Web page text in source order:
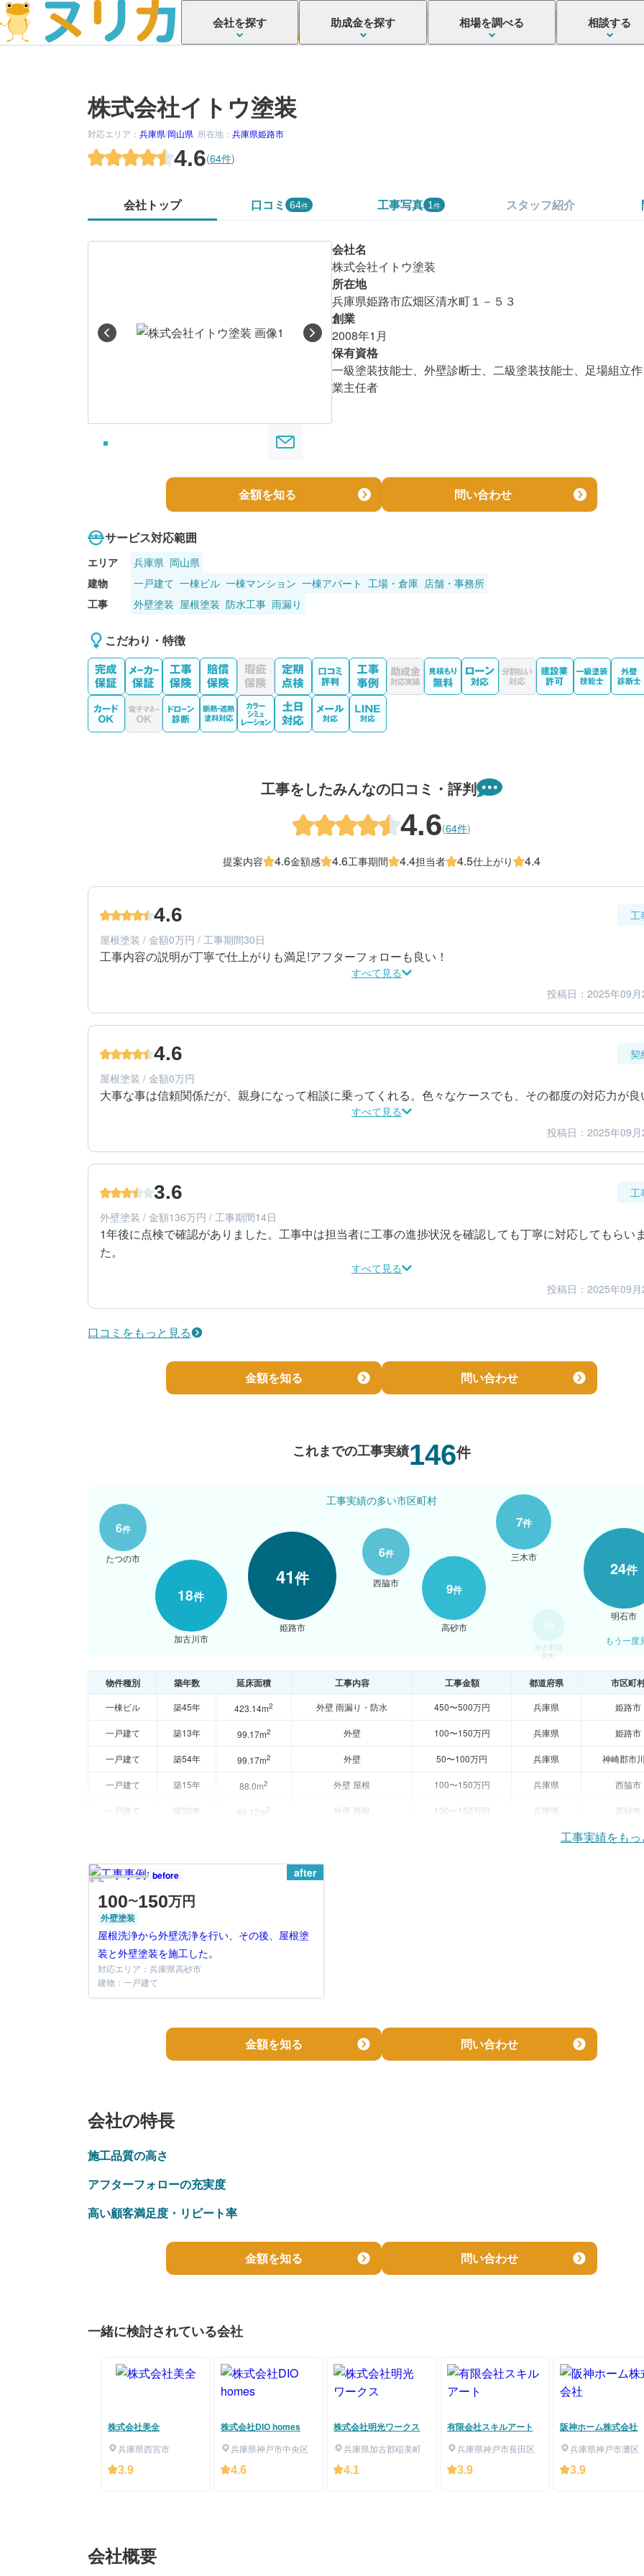
会社を探す 助成金を探す 相場を調べる 相談する
株式会社イトウ塗装
対応エリア： 兵庫県/岡山県 所在地： 兵庫県姫路市
4.6(64件)
会社トップ 口コミ 64件 工事写真 1 件 スタッフ紹介
会社名
株式会社イトウ塗装
所在地
兵庫県姫路市広畑区清水町１－５３
創業
2008年1月
保有資格
一級塗装技能士、外壁診断士、二級塗装技能士、足場組立作
業主任者
金額を知る 問い合わせ
サービス対応範囲
エリア 兵庫県 岡山県
建物
一戸建て 一棟ビル 一棟マンション 一棟アパート 工場・倉庫 店舗・事務所
工事
外壁塗装 屋根塗装 防水工事 雨漏り
こだわり・特徴
工事をしたみんなの口コミ・評判
4.6(64件)
提案内容 4.6金額感 4.6工事期間 4.4担当者 4.5仕上がり 4.4
4.6
工
屋根塗装 / 金額0万円 / 工事期間30日
工事内容の説明が丁寧で仕上がりも満足!アフターフォローも良い！
すべて見る
60代/男性/一戸建て
エリア：兵庫県高砂市
築年数：25年
投稿日：2025年09
4.6
契
屋根塗装 / 金額0万円
大事な事は信頼関係だが、親身になって相談に乗ってくれる。色々なケースでも、その都度の対応力が良
すべて見る
60代/男性/一戸建て
エリア：兵庫県高砂市
築年数：25年
投稿日：2025年09
3.6
工
外壁塗装 / 金額136万円 / 工事期間14日
1年後に点検で確認がありました。工事中は担当者に工事の進捗状況を確認しても丁寧に対応してもらい
た。
すべて見る
50代/男性/一戸建て
エリア：兵庫県西脇市
投稿日：2025年09
口コミをもっと見る
金額を知る 問い合わせ
これまでの工事実績146件
41件
姫路市
24件
明石市
18件
加古川市
9件
高砂市
7件
三木市
6件
西脇市
6件
たつの市
工事実績の多い市区町村
もう一度
物件種別 築年数 延床面積 工事内容 工事金額 都道府県 市区町
一棟ビル 築45年 423.14m2 外壁 雨漏り・防水 450〜500万円 兵庫県 姫路市
一戸建て 築13年 99.17m2 外壁 100〜150万円 兵庫県 姫路市
一戸建て 築54年 99.17m2 外壁 50〜100万円 兵庫県 神崎郡市
一戸建て 築15年 88.0m2 外壁 屋根 100〜150万円 兵庫県 西脇市
一戸建て 築30年 66.12m2 外壁 屋根 100〜150万円 兵庫県 高砂市
工事実績をも
after
before
100〜150万円
外壁塗装
屋根洗浄から外壁洗浄を行い、その後、屋根塗
装と外壁塗装を施工した。
対応エリア：兵庫県高砂市
建物：一戸建て
金額を知る 問い合わせ
会社の特長
施工品質の高さ
アフターフォローの充実度
高い顧客満足度・リピート率
金額を知る 問い合わせ
一緒に検討されている会社
株式会社美全
兵庫県西宮市
3.9
株式会社DIO homes
兵庫県神戸市中央区
4.6
株式会社明光ワークス
兵庫県加古郡稲美町
4.1
有限会社スキルアート
兵庫県神戸市長田区
3.9
阪神ホーム株式会社
兵庫県神戸市灘区
3.9
会社概要